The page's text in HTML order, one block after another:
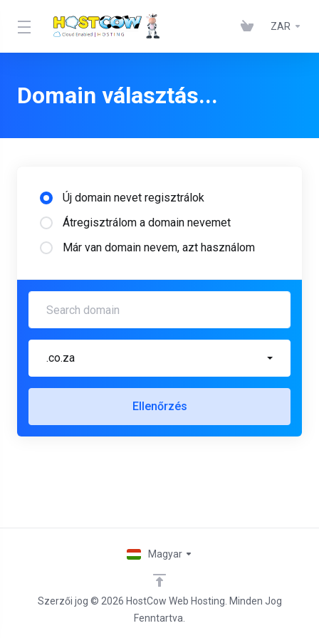
ZAR
Domain választás...
Új domain nevet regisztrálok
Átregisztrálom a domain nevemet
Már van domain nevem, azt használom
.co.za
Ellenőrzés
Szerzői jog © 2026 HostCow Web Hosting. Minden Jog
Fenntartva.
Magyar